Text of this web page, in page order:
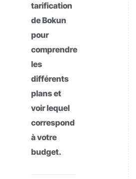
tarification
de Bokun
pour
comprendre
les
différents
plans et
voir lequel
correspond
à votre
budget.